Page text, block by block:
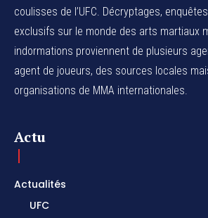
coulisses de l’UFC. Décryptages,
exclusifs sur le monde des arts martiaux
indormations proviennent de plusieurs
agent de joueurs, des sources locales
organisations de MMA internationales.
Actu
Actualités
UFC